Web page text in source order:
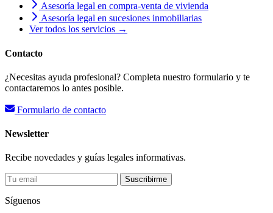
Asesoría legal en compra-venta de vivienda
Asesoría legal en sucesiones inmobiliarias
Ver todos los servicios →
Contacto
¿Necesitas ayuda profesional? Completa nuestro formulario y te
contactaremos lo antes posible.
Formulario de contacto
Newsletter
Recibe novedades y guías legales informativas.
Suscribirme
Síguenos